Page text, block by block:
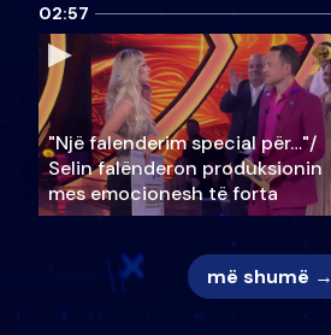
02:57
"Një falenderim special për…"/
Selin falënderon produksionin
mes emocionesh të forta
më shumë →